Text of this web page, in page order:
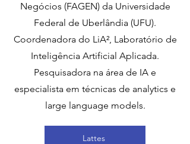
Negócios (FAGEN) da Universidade
Federal de Uberlândia (UFU).
Coordenadora do LiA², Laboratório de
Inteligência Artificial Aplicada.
Pesquisadora na área de IA e
especialista em técnicas de analytics e
large language models.
Lattes